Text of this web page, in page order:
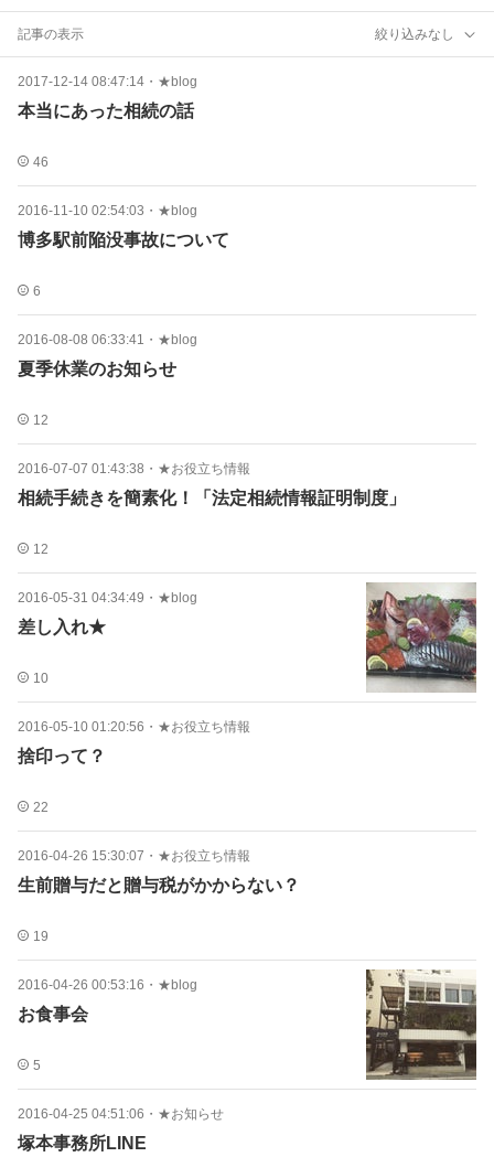
記事の表示 絞り込みなし
2017-12-14 08:47:14 ・ ★blog
本当にあった相続の話
46
2016-11-10 02:54:03 ・ ★blog
博多駅前陥没事故について
6
2016-08-08 06:33:41 ・ ★blog
夏季休業のお知らせ
12
2016-07-07 01:43:38 ・ ★お役立ち情報
相続手続きを簡素化！「法定相続情報証明制度」
12
2016-05-31 04:34:49 ・ ★blog
差し入れ★
10
2016-05-10 01:20:56 ・ ★お役立ち情報
捨印って？
22
2016-04-26 15:30:07 ・ ★お役立ち情報
生前贈与だと贈与税がかからない？
19
2016-04-26 00:53:16 ・ ★blog
お食事会
5
2016-04-25 04:51:06 ・ ★お知らせ
塚本事務所LINE